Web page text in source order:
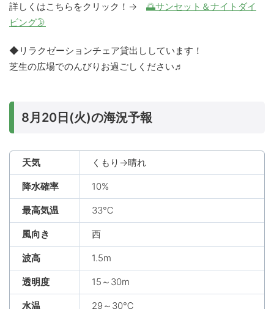
詳しくはこちらをクリック！→ 🌅サンセット＆ナイトダイ
ビング🌛
◆リラクゼーションチェア貸出ししています！
芝生の広場でのんびりお過ごしください♬
8月20日(火)の海況予報
天気 くもり→晴れ
降水確率 10%
最高気温 33℃
風向き 西
波高 1.5m
透明度 15～30m
水温 29～30℃